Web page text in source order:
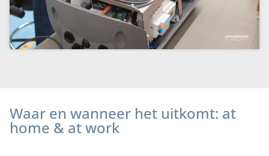
Waar en wanneer het uitkomt: at
home & at work